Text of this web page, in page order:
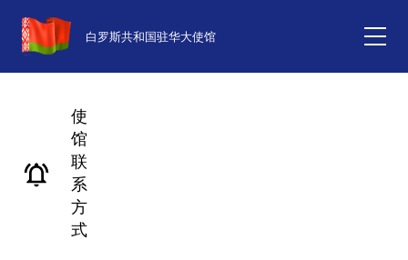
白罗斯共和国驻华大使馆
使
馆
联
系
方
式